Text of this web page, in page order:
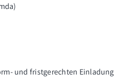
und fristgerechten Einladung